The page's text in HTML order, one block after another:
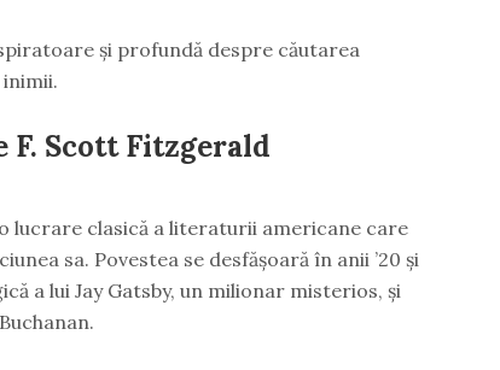
și profundă despre căutarea
F. Scott Fitzgerald
lucrare clasică a literaturii americane care
sa. Povestea se desfășoară în anii ’20 și
a lui Jay Gatsby, un milionar misterios, și